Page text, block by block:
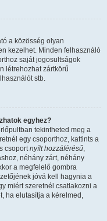
a közösség olyan
kezelhet. Minden felhasználó
saját jogosultságok
létrehozhat zártkörű
stb.
egyhez?
tekintheted meg a
egy csoporthoz, kattints a
csoportnyílt hozzáférésű,
néhány zárt, néhány
a megfelelő gombra
jóvá kell hagynia a
miért szeretnél csatlakozni a
ha elutasítja a kérelmed,